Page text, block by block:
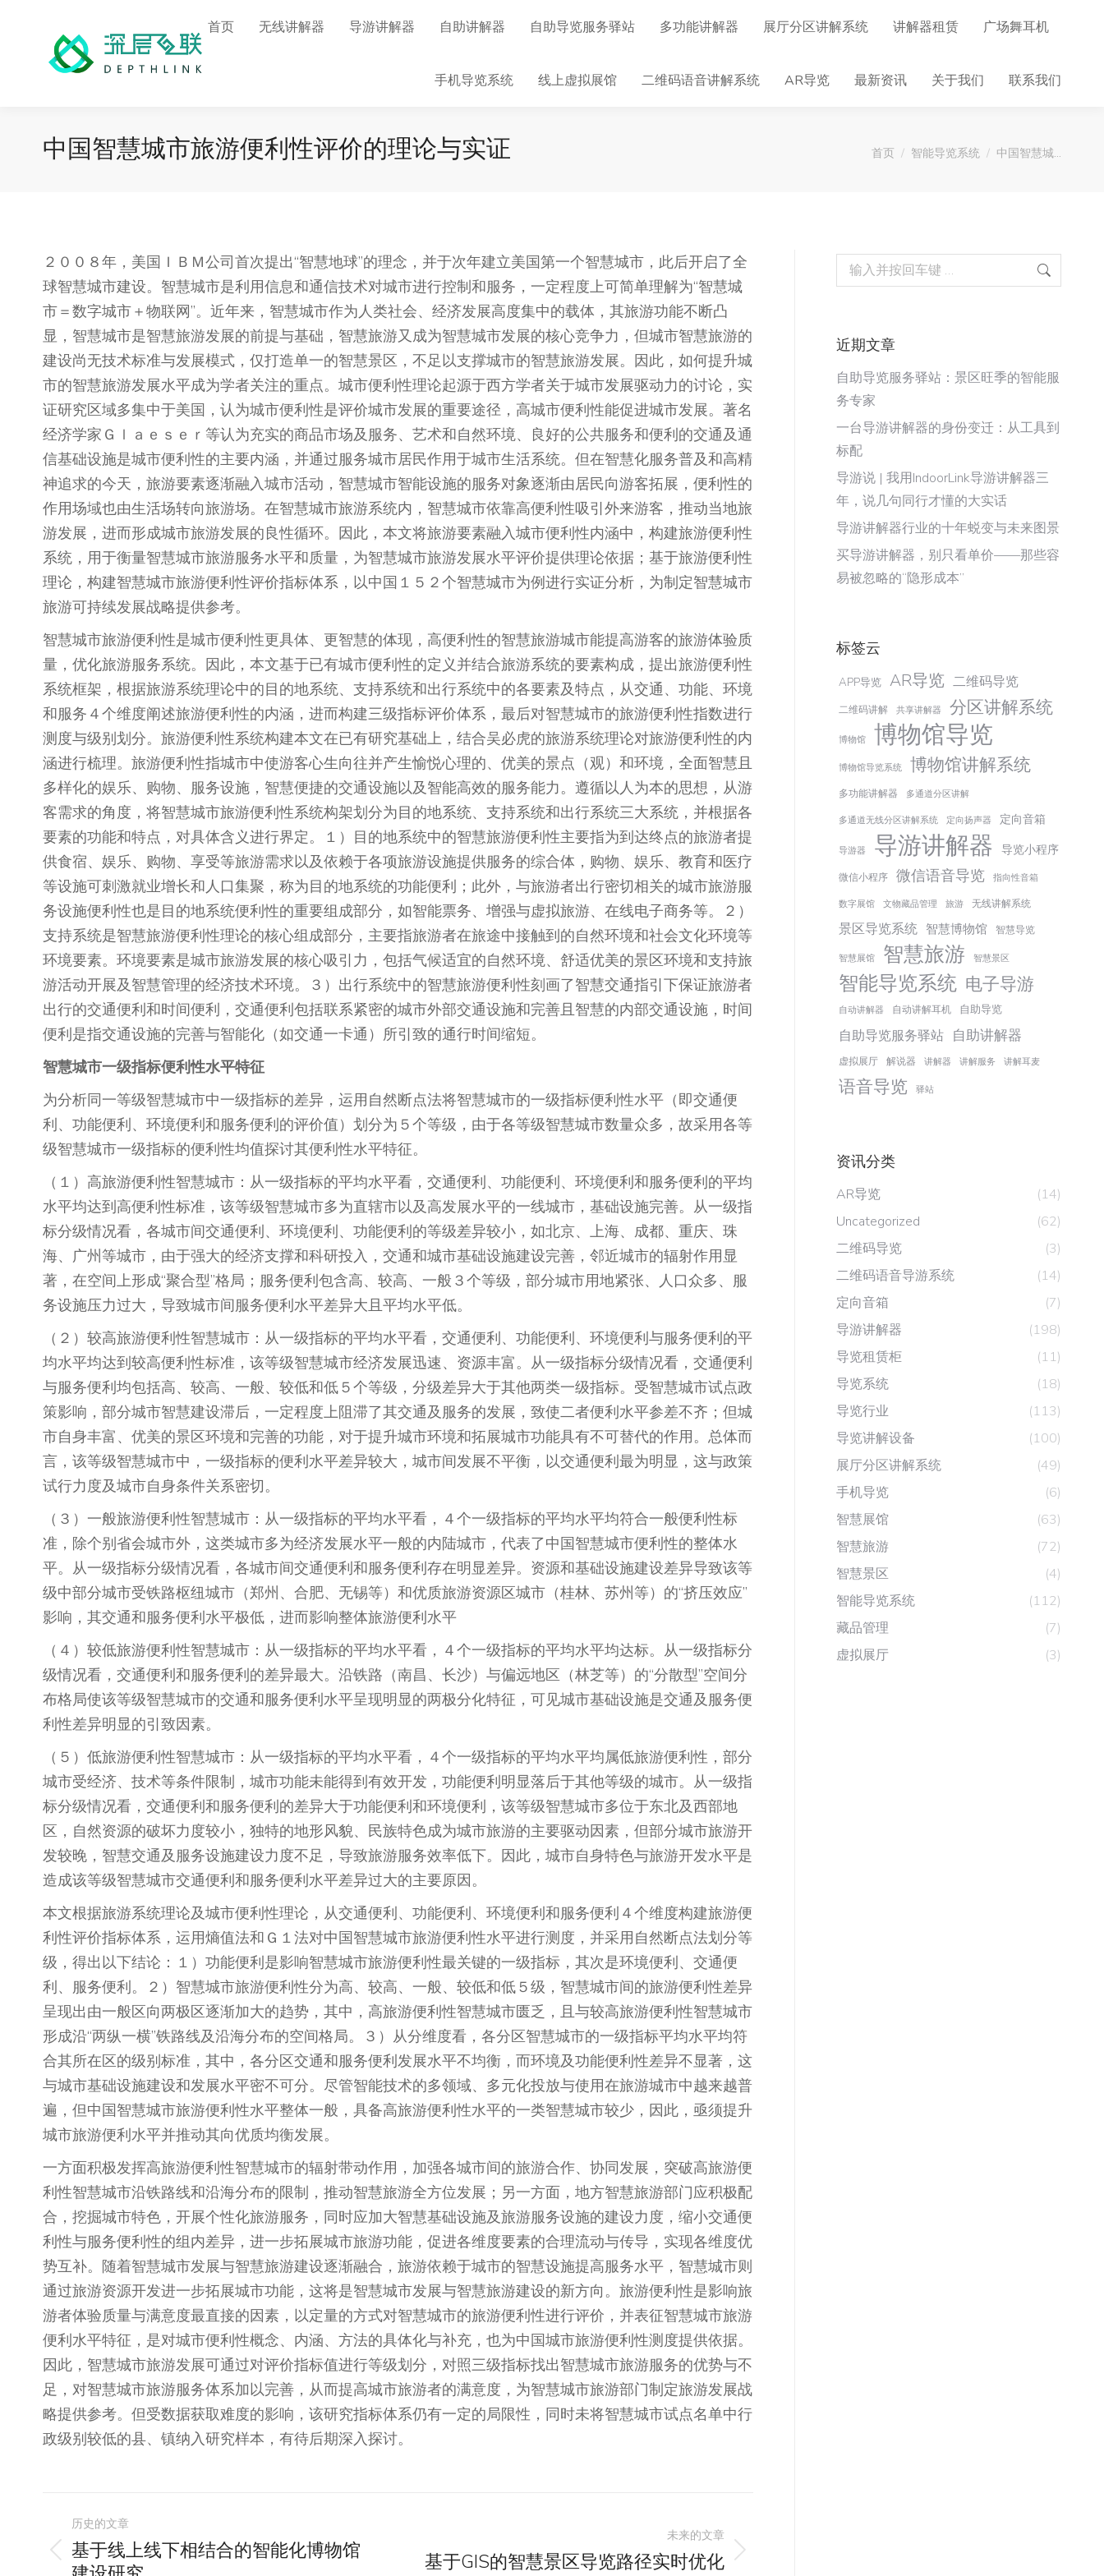
首页 无线讲解器 导游讲解器 自助讲解器 自助导览服务驿站 多功能讲解器 展厅分区讲解系统 讲解器租赁 广场舞耳机
手机导览系统 线上虚拟展馆 二维码语音讲解系统 AR导览 最新资讯 关于我们 联系我们
中国智慧城市旅游便利性评价的理论与实证 您在这里：
首页 智能导览系统 中国智慧城…
２００８年，美国ＩＢＭ公司首次提出“智慧地球”的理念，并于次年建立美国第一个智慧城市，此后开启了全
球智慧城市建设。智慧城市是利用信息和通信技术对城市进行控制和服务，一定程度上可简单理解为“智慧城
市＝数字城市＋物联网”。近年来，智慧城市作为人类社会、经济发展高度集中的载体，其旅游功能不断凸
显，智慧城市是智慧旅游发展的前提与基础，智慧旅游又成为智慧城市发展的核心竞争力，但城市智慧旅游的
建设尚无技术标准与发展模式，仅打造单一的智慧景区，不足以支撑城市的智慧旅游发展。因此，如何提升城
市的智慧旅游发展水平成为学者关注的重点。城市便利性理论起源于西方学者关于城市发展驱动力的讨论，实
证研究区域多集中于美国，认为城市便利性是评价城市发展的重要途径，高城市便利性能促进城市发展。著名
经济学家Ｇｌａｅｓｅｒ等认为充实的商品市场及服务、艺术和自然环境、良好的公共服务和便利的交通及通
信基础设施是城市便利性的主要内涵，并通过服务城市居民作用于城市生活系统。但在智慧化服务普及和高精
神追求的今天，旅游要素逐渐融入城市活动，智慧城市智能设施的服务对象逐渐由居民向游客拓展，便利性的
作用场域也由生活场转向旅游场。在智慧城市旅游系统内，智慧城市依靠高便利性吸引外来游客，推动当地旅
游发展，进而形成城市旅游发展的良性循环。因此，本文将旅游要素融入城市便利性内涵中，构建旅游便利性
系统，用于衡量智慧城市旅游服务水平和质量，为智慧城市旅游发展水平评价提供理论依据；基于旅游便利性
理论，构建智慧城市旅游便利性评价指标体系，以中国１５２个智慧城市为例进行实证分析，为制定智慧城市
旅游可持续发展战略提供参考。
智慧城市旅游便利性是城市便利性更具体、更智慧的体现，高便利性的智慧旅游城市能提高游客的旅游体验质
量，优化旅游服务系统。因此，本文基于已有城市便利性的定义并结合旅游系统的要素构成，提出旅游便利性
系统框架，根据旅游系统理论中的目的地系统、支持系统和出行系统中的各要素及特点，从交通、功能、环境
和服务４个维度阐述旅游便利性的内涵，进而构建三级指标评价体系，最后对智慧城市的旅游便利性指数进行
测度与级别划分。旅游便利性系统构建本文在已有研究基础上，结合吴必虎的旅游系统理论对旅游便利性的内
涵进行梳理。旅游便利性指城市中使游客心生向往并产生愉悦心理的、优美的景点（观）和环境，全面智慧且
多样化的娱乐、购物、服务设施，智慧便捷的交通设施以及智能高效的服务能力。遵循以人为本的思想，从游
客需求的角度，将智慧城市旅游便利性系统构架划分为目的地系统、支持系统和出行系统三大系统，并根据各
要素的功能和特点，对具体含义进行界定。１）目的地系统中的智慧旅游便利性主要指为到达终点的旅游者提
供食宿、娱乐、购物、享受等旅游需求以及依赖于各项旅游设施提供服务的综合体，购物、娱乐、教育和医疗
等设施可刺激就业增长和人口集聚，称为目的地系统的功能便利；此外，与旅游者出行密切相关的城市旅游服
务设施便利性也是目的地系统便利性的重要组成部分，如智能票务、增强与虚拟旅游、在线电子商务等。２）
支持系统是智慧旅游便利性理论的核心组成部分，主要指旅游者在旅途中接触到的自然环境和社会文化环境等
环境要素。环境要素是城市旅游发展的核心吸引力，包括气候适宜的自然环境、舒适优美的景区环境和支持旅
游活动开展及智慧管理的经济技术环境。３）出行系统中的智慧旅游便利性刻画了智慧交通指引下保证旅游者
出行的交通便利和时间便利，交通便利包括联系紧密的城市外部交通设施和完善且智慧的内部交通设施，时间
便利是指交通设施的完善与智能化（如交通一卡通）所引致的通行时间缩短。
智慧城市一级指标便利性水平特征
为分析同一等级智慧城市中一级指标的差异，运用自然断点法将智慧城市的一级指标便利性水平（即交通便
利、功能便利、环境便利和服务便利的评价值）划分为５个等级，由于各等级智慧城市数量众多，故采用各等
级智慧城市一级指标的便利性均值探讨其便利性水平特征。
（１）高旅游便利性智慧城市：从一级指标的平均水平看，交通便利、功能便利、环境便利和服务便利的平均
水平均达到高便利性标准，该等级智慧城市多为直辖市以及高发展水平的一线城市，基础设施完善。从一级指
标分级情况看，各城市间交通便利、环境便利、功能便利的等级差异较小，如北京、上海、成都、重庆、珠
海、广州等城市，由于强大的经济支撑和科研投入，交通和城市基础设施建设完善，邻近城市的辐射作用显
著，在空间上形成“聚合型”格局；服务便利包含高、较高、一般３个等级，部分城市用地紧张、人口众多、服
务设施压力过大，导致城市间服务便利水平差异大且平均水平低。
（２）较高旅游便利性智慧城市：从一级指标的平均水平看，交通便利、功能便利、环境便利与服务便利的平
均水平均达到较高便利性标准，该等级智慧城市经济发展迅速、资源丰富。从一级指标分级情况看，交通便利
与服务便利均包括高、较高、一般、较低和低５个等级，分级差异大于其他两类一级指标。受智慧城市试点政
策影响，部分城市智慧建设滞后，一定程度上阻滞了其交通及服务的发展，致使二者便利水平参差不齐；但城
市自身丰富、优美的景区环境和完善的功能，对于提升城市环境和拓展城市功能具有不可替代的作用。总体而
言，该等级智慧城市中，一级指标的便利水平差异较大，城市间发展不平衡，以交通便利最为明显，这与政策
试行力度及城市自身条件关系密切。
（３）一般旅游便利性智慧城市：从一级指标的平均水平看，４个一级指标的平均水平均符合一般便利性标
准，除个别省会城市外，这类城市多为经济发展水平一般的内陆城市，代表了中国智慧城市便利性的整体水
平。从一级指标分级情况看，各城市间交通便利和服务便利存在明显差异。资源和基础设施建设差异导致该等
级中部分城市受铁路枢纽城市（郑州、合肥、无锡等）和优质旅游资源区城市（桂林、苏州等）的“挤压效应”
影响，其交通和服务便利水平极低，进而影响整体旅游便利水平
（４）较低旅游便利性智慧城市：从一级指标的平均水平看，４个一级指标的平均水平均达标。从一级指标分
级情况看，交通便利和服务便利的差异最大。沿铁路（南昌、长沙）与偏远地区（林芝等）的“分散型”空间分
布格局使该等级智慧城市的交通和服务便利水平呈现明显的两极分化特征，可见城市基础设施是交通及服务便
利性差异明显的引致因素。
（５）低旅游便利性智慧城市：从一级指标的平均水平看，４个一级指标的平均水平均属低旅游便利性，部分
城市受经济、技术等条件限制，城市功能未能得到有效开发，功能便利明显落后于其他等级的城市。从一级指
标分级情况看，交通便利和服务便利的差异大于功能便利和环境便利，该等级智慧城市多位于东北及西部地
区，自然资源的破坏力度较小，独特的地形风貌、民族特色成为城市旅游的主要驱动因素，但部分城市旅游开
发较晚，智慧交通及服务设施建设力度不足，导致旅游服务效率低下。因此，城市自身特色与旅游开发水平是
造成该等级智慧城市交通便利和服务便利水平差异过大的主要原因。
本文根据旅游系统理论及城市便利性理论，从交通便利、功能便利、环境便利和服务便利４个维度构建旅游便
利性评价指标体系，运用熵值法和Ｇ１法对中国智慧城市旅游便利性水平进行测度，并采用自然断点法划分等
级，得出以下结论：１）功能便利是影响智慧城市旅游便利性最关键的一级指标，其次是环境便利、交通便
利、服务便利。２）智慧城市旅游便利性分为高、较高、一般、较低和低５级，智慧城市间的旅游便利性差异
呈现出由一般区向两极区逐渐加大的趋势，其中，高旅游便利性智慧城市匮乏，且与较高旅游便利性智慧城市
形成沿“两纵一横”铁路线及沿海分布的空间格局。３）从分维度看，各分区智慧城市的一级指标平均水平均符
合其所在区的级别标准，其中，各分区交通和服务便利发展水平不均衡，而环境及功能便利性差异不显著，这
与城市基础设施建设和发展水平密不可分。尽管智能技术的多领域、多元化投放与使用在旅游城市中越来越普
遍，但中国智慧城市旅游便利性水平整体一般，具备高旅游便利性水平的一类智慧城市较少，因此，亟须提升
城市旅游便利水平并推动其向优质均衡发展。
一方面积极发挥高旅游便利性智慧城市的辐射带动作用，加强各城市间的旅游合作、协同发展，突破高旅游便
利性智慧城市沿铁路线和沿海分布的限制，推动智慧旅游全方位发展；另一方面，地方智慧旅游部门应积极配
合，挖掘城市特色，开展个性化旅游服务，同时应加大智慧基础设施及旅游服务设施的建设力度，缩小交通便
利性与服务便利性的组内差异，进一步拓展城市旅游功能，促进各维度要素的合理流动与传导，实现各维度优
势互补。随着智慧城市发展与智慧旅游建设逐渐融合，旅游依赖于城市的智慧设施提高服务水平，智慧城市则
通过旅游资源开发进一步拓展城市功能，这将是智慧城市发展与智慧旅游建设的新方向。旅游便利性是影响旅
游者体验质量与满意度最直接的因素，以定量的方式对智慧城市的旅游便利性进行评价，并表征智慧城市旅游
便利水平特征，是对城市便利性概念、内涵、方法的具体化与补充，也为中国城市旅游便利性测度提供依据。
因此，智慧城市旅游发展可通过对评价指标值进行等级划分，对照三级指标找出智慧城市旅游服务的优势与不
足，对智慧城市旅游服务体系加以完善，从而提高城市旅游者的满意度，为智慧城市旅游部门制定旅游发展战
略提供参考。但受数据获取难度的影响，该研究指标体系仍有一定的局限性，同时未将智慧城市试点名单中行
政级别较低的县、镇纳入研究样本，有待后期深入探讨。
文
章
历史的文章
历
基于线上线下相结合的智能化博物馆
未来的文章
未
基于GIS的智慧景区导览路径实时优化
Search:
近期文章
自助导览服务驿站：景区旺季的智能服
务专家
一台导游讲解器的身份变迁：从工具到
标配
导游说 | 我用IndoorLink导游讲解器三
年，说几句同行才懂的大实话
导游讲解器行业的十年蜕变与未来图景
买导游讲解器，别只看单价——那些容
易被忽略的“隐形成本”
标签云
APP导览 AR导览 二维码导览
二维码讲解 共享讲解器 分区讲解系统
博物馆 博物馆导览
博物馆导览系统 博物馆讲解系统
多功能讲解器 多通道分区讲解
多通道无线分区讲解系统 定向扬声器 定向音箱
导游器 导游讲解器 导览小程序
微信小程序 微信语音导览 指向性音箱
数字展馆 文物藏品管理 旅游 无线讲解系统
景区导览系统 智慧博物馆 智慧导览
智慧展馆 智慧旅游 智慧景区
智能导览系统 电子导游
自动讲解器 自动讲解耳机 自助导览
自助导览服务驿站 自助讲解器
虚拟展厅 解说器 讲解器 讲解服务 讲解耳麦
语音导览 驿站
资讯分类
AR导览
(14)
Uncategorized
(62)
二维码导览
(3)
二维码语音导游系统
(14)
定向音箱
(7)
导游讲解器
(198)
导览租赁柜
(11)
导览系统
(18)
导览行业
(113)
导览讲解设备
(100)
展厅分区讲解系统
(49)
手机导览
(6)
智慧展馆
(63)
智慧旅游
(72)
智慧景区
(4)
智能导览系统
(112)
藏品管理
(7)
虚拟展厅
(3)